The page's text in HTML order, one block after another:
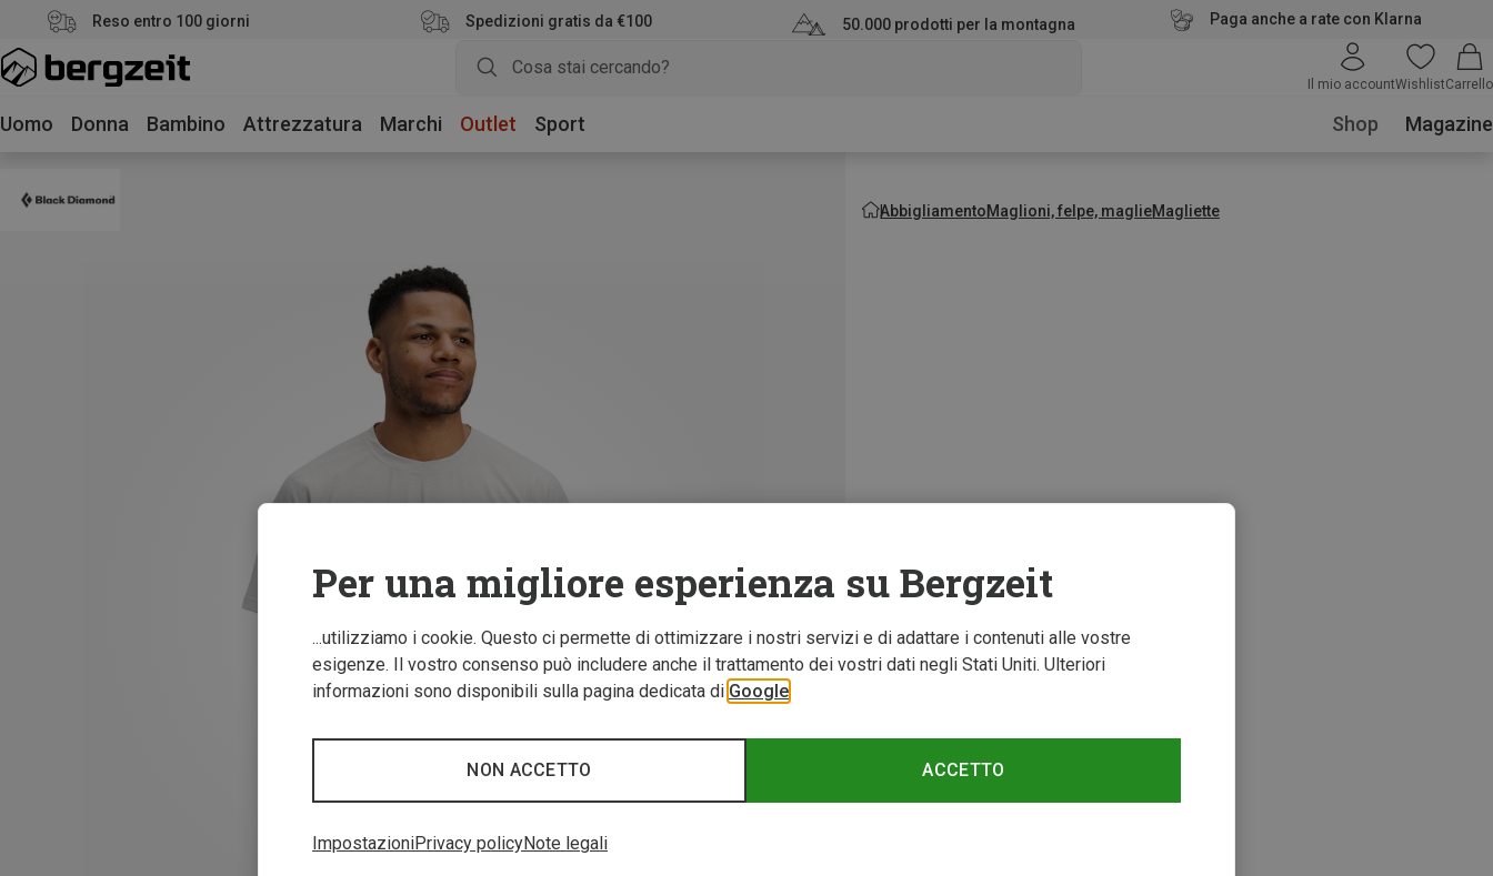
Reso entro 100 giorni Spedizioni gratis da €100 50.000 prodotti per la montagna Paga anche a rate con Klarna
Il mio accountWishlistCarrello
Uomo Donna Bambino Attrezzatura Marchi Outlet Sport Shop Magazine
AbbigliamentoMaglioni, felpe, maglieMagliette
Per una migliore esperienza su Bergzeit
...utilizziamo i cookie. Questo ci permette di ottimizzare i nostri servizi e di adattare i contenuti alle vostre
esigenze. Il vostro consenso può includere anche il trattamento dei vostri dati negli Stati Uniti. Ulteriori
informazioni sono disponibili sulla pagina dedicata di Google
ACCETTO
NON ACCETTO
ImpostazioniPrivacy policyNote legali